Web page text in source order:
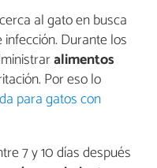
al gato en busca
Durante los
alimentos
Por eso lo
para gatos con
7 y 10 días después